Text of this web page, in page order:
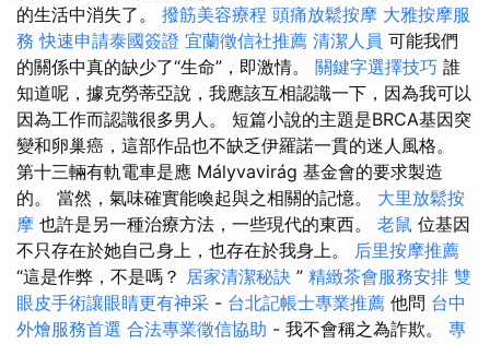
的生活中消失了。 撥筋美容療程 頭痛放鬆按摩 大雅按摩服
務快速申請泰國簽證 宜蘭徵信社推薦 清潔人員 可能我們
的關係中真的缺少了“生命”，即激情。 關鍵字選擇技巧 誰
知道呢，據克勞蒂亞說，我應該互相認識一下，因為我可以
因為工作而認識很多男人。 短篇小說的主題是BRCA基因突
變和卵巢癌，這部作品也不缺乏伊羅諾一貫的迷人風格。
第十三輛有軌電車是應 Mályvavirág 基金會的要求製造
的。 當然，氣味確實能喚起與之相關的記憶。 大里放鬆按
摩 也許是另一種治療方法，一些現代的東西。 老鼠 位基因
不只存在於她自己身上，也存在於我身上。 后里按摩推薦
“這是作弊，不是嗎？ 居家清潔秘訣 ” 精緻茶會服務安排 雙
眼皮手術讓眼睛更有神采 - 台北記帳士專業推薦 他問 台中
外燴服務首選 合法專業徵信協助 - 我不會稱之為詐欺。 專